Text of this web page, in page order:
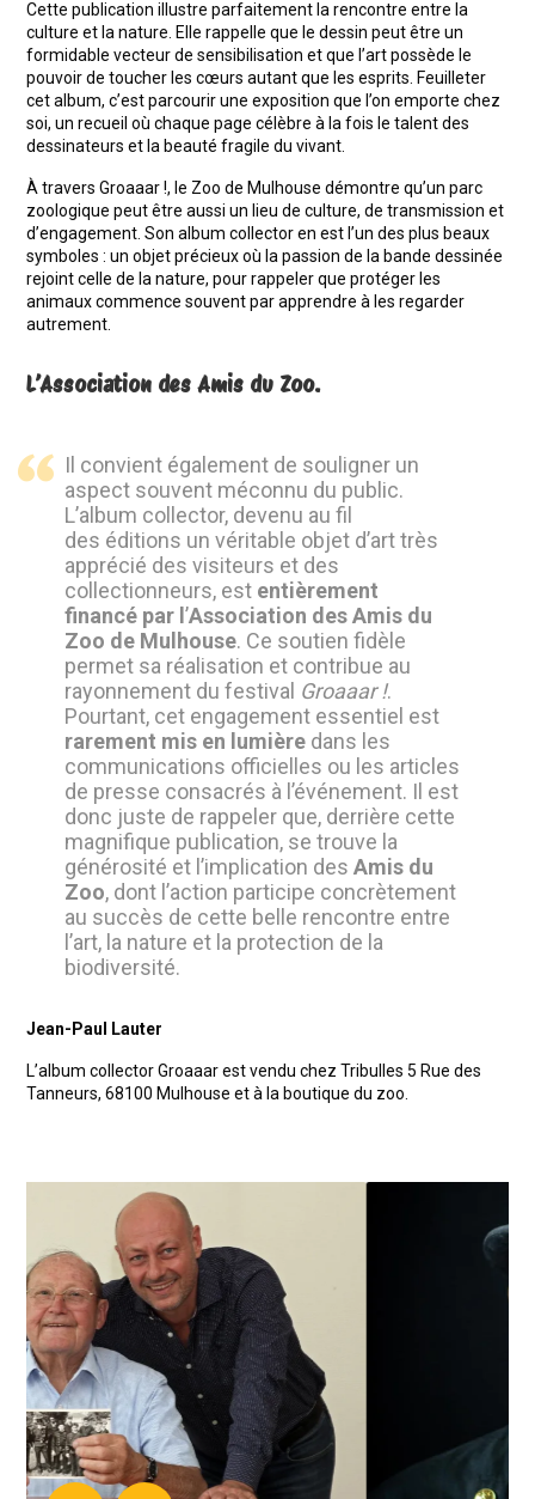
Cette publication illustre parfaitement la rencontre entre la
culture et la nature. Elle rappelle que le dessin peut être un
formidable vecteur de sensibilisation et que l ’art possède le
pouvoir de toucher les cœurs autant que les esprits. Feuilleter
cet album, c’est parcourir une exposition que l ’on emporte chez
soi, un recueil où chaque page cél èbre à la fois le talent des
dessinateurs et la beauté fragile du vivant.
À travers Groaaar !, le Zoo de Mulhouse démontre qu’un parc
zoologique peut être aussi un lieu de culture, de transmission et
d’engagement. Son album collector en est l ’un des plus beaux
symboles : un objet précieux où la passion de la bande dessinée
rejoint celle de la nature, pour rappeler que protéger les
animaux commence souvent par apprendre à les regarder
autrement.
L’Association des Amis du Zoo.
Il convient également de souligner un
aspect souvent méconnu du public.
L’album collector, devenu au fil
des éditions un véritable objet d’art très
apprécié des visiteurs et des
collectionneurs, est entièrement
financé par l ’Association des Amis du
Zoo de Mulhouse. Ce soutien fidè le
permet sa réalisation et contribue au
rayonnement du festival Groaaar !.
Pourtant, cet engagement essentiel est
rarement mis en lumière dans les
communications officielles ou les articles
de presse consacrés à l’événement. Il est
donc juste de rappeler que, derrière cette
magnifique publication, se trouve la
générosité et l ’implication des Amis du
Zoo, dont l ’action participe concrètement
au succès de cette belle rencontre entre
’art, la nature et la protection de la
biodiversité.
Jean-Paul Lauter
L’album collector Groaaar est vendu chez Tribulles 5 Rue des
Tanneurs, 68100 Mulhouse et à la boutique du zoo.